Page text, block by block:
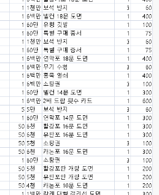
00:15
00:15
00:16
00:16
00:17
른 브로우저로 접속해도 3명인거보면
00:17